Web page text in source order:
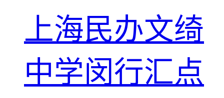
上海民办文绮
中学闵行汇点